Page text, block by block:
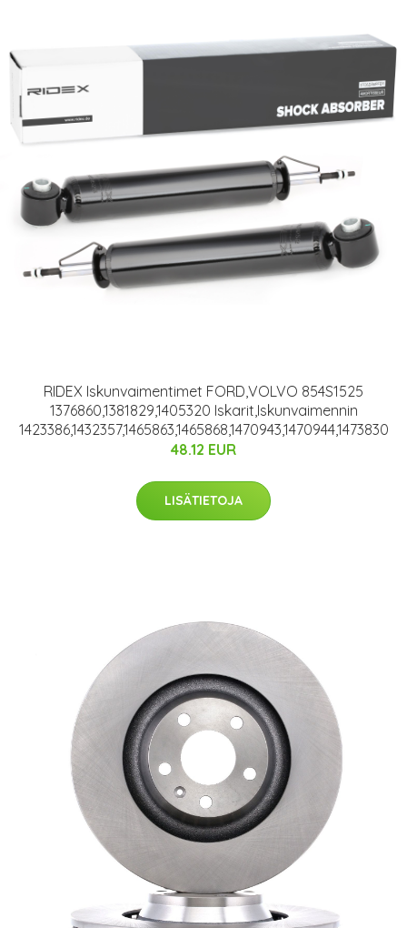
RIDEX Iskunvaimentimet FORD,VOLVO 854S1525
1376860,1381829,1405320 Iskarit,Iskunvaimennin
1423386,1432357,1465863,1465868,1470943,1470944,1473830
48.12 EUR
LISÄTIETOJA